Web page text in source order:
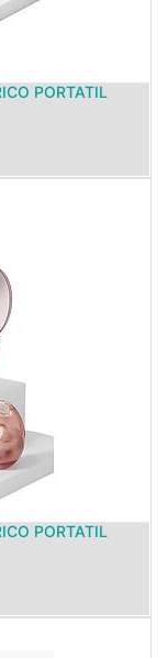
PORTATIL
PORTATIL